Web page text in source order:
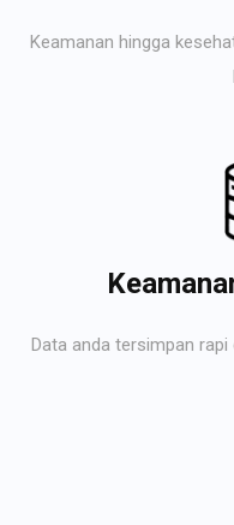
Keamanan hingga
Data anda tersimpan